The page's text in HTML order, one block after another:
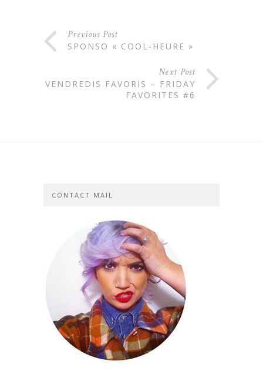
Previous Post
SPONSO « COOL-HEURE »
Next Post
VENDREDIS FAVORIS – FRIDAY
FAVORITES #6
CONTACT MAIL